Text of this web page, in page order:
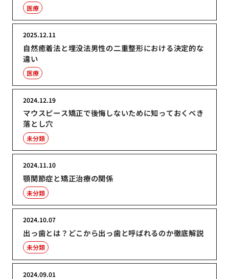
医療
自然癒着法と埋没法男性の二重整形における決定的な
違い
2025.12.11
医療
マウスピース矯正で後悔しないために知っておくべき
落とし穴
2024.12.19
未分類
顎関節症と矯正治療の関係
2024.11.10
未分類
出っ歯とは？どこから出っ歯と呼ばれるのか徹底解説
2024.10.07
未分類
2024.09.01